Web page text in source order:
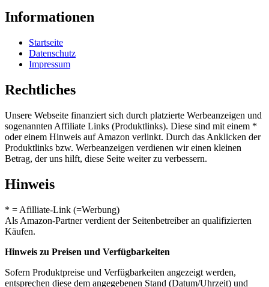
Informationen
Startseite
Datenschutz
Impressum
Rechtliches
Unsere Webseite finanziert sich durch platzierte Werbeanzeigen und
sogenannten Affiliate Links (Produktlinks). Diese sind mit einem *
oder einem Hinweis auf Amazon verlinkt. Durch das Anklicken der
Produktlinks bzw. Werbeanzeigen verdienen wir einen kleinen
Betrag, der uns hilft, diese Seite weiter zu verbessern.
Hinweis
* = Afilliate-Link (=Werbung)
Als Amazon-Partner verdient der Seitenbetreiber an qualifizierten
Käufen.
Hinweis zu Preisen und Verfügbarkeiten
Sofern Produktpreise und Verfügbarkeiten angezeigt werden,
entsprechen diese dem angegebenen Stand (Datum/Uhrzeit) und